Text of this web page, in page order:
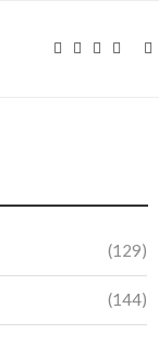
(129)
(144)